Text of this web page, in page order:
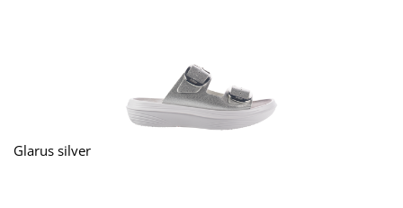
Glarus silver